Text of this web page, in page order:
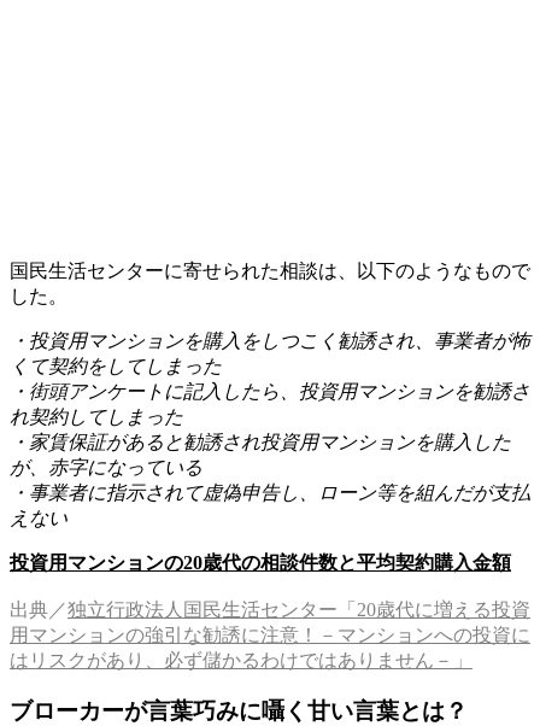
国民生活センターに寄せられた相談は、以下のようなもので
した。
・投資用マンションを購入をしつこく勧誘され、事業者が怖
くて契約をしてしまった
・街頭アンケートに記入したら、投資用マンションを勧誘さ
れ契約してしまった
・家賃保証があると勧誘され投資用マンションを購入した
が、赤字になっている
・事業者に指示されて虚偽申告し、ローン等を組んだが支払
えない
投資用マンションの20歳代の相談件数と平均契約購入金額
出典／独立行政法人国民生活センター「20歳代に増える投資
用マンションの強引な勧誘に注意！－マンションへの投資に
はリスクがあり、必ず儲かるわけではありません－」
ブローカーが言葉巧みに囁く甘い言葉とは？